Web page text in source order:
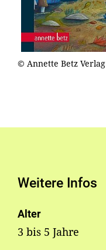
© Annette Betz Verlag
Weitere Infos
Alter
3 bis 5 Jahre